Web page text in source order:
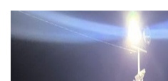
“Kato” Supera El
México
Poderoso
Munguía Es El
ATM Incorpora